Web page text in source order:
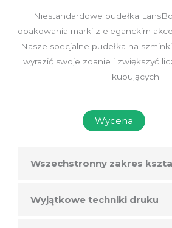
Niestandardowe pudełka
opakowania marki z eleganckim
Nasze specjalne pudełka na
wyrazić swoje zdanie i zwiększyć
kupujących.
Wycena
Wszechstronny zakres
Wyjątkowe techniki druku